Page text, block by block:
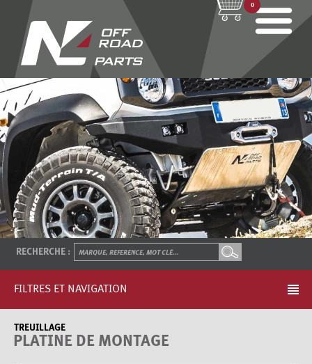
0
RECHERCHE :
FILTRES ET NAVIGATION
TREUILLAGE
PLATINE DE MONTAGE